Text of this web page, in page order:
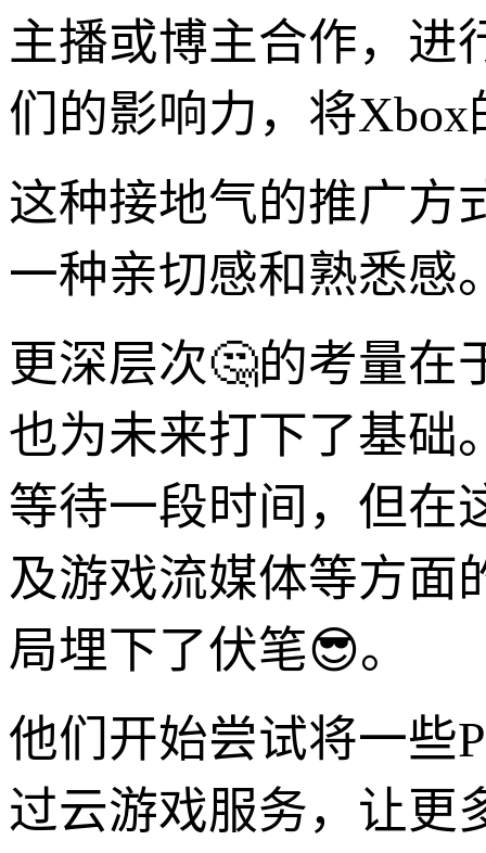
主播或博主合作，进
们的影响力，将
这种接地气的推广方
一种亲切感和熟悉感
更深层次🤔的考量在
也为未来打下了基础
等待一段时间，但在
及游戏流媒体等方面
局埋下了伏笔😎。
他们开始尝试将一些
过云游戏服务，让更